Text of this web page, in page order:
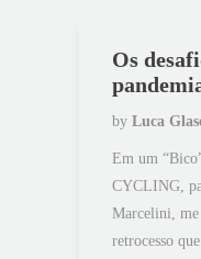
Os
by Luca
Em um
CYCLING,
Marcelini, me
retrocesso